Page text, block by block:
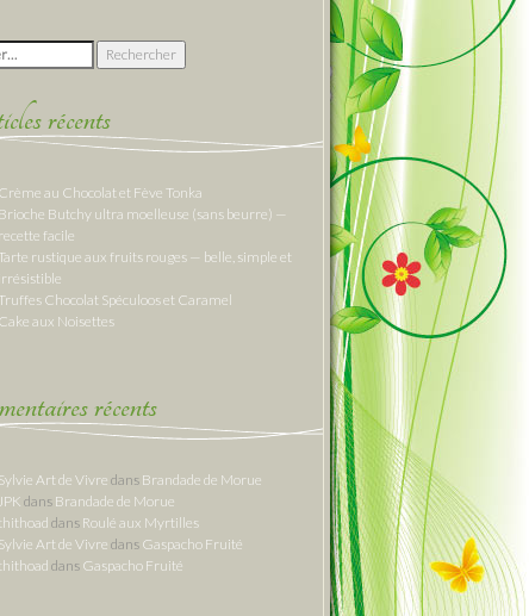
:
récents
Crème au Chocolat et Fève Tonka
Brioche Butchy ultra moelleuse (sans beurre) —
recette facile
rustique aux fruits rouges — belle, simple et
irrésistible
Chocolat Spéculoos et Caramel
Cake aux Noisettes
récents
Sylvie Art de Vivre dans Brandade de Morue
dans Brandade de Morue
thithoad dans Roulé aux Myrtilles
Sylvie Art de Vivre dans Gaspacho Fruité
thithoad dans Gaspacho Fruité